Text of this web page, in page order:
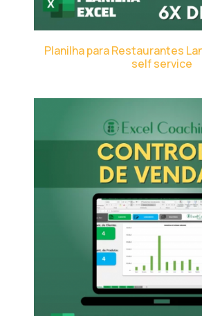
Planilha para Restaurantes
self service